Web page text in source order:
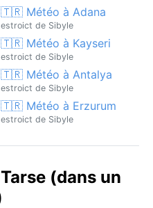
🇹🇷 Météo à Adana
estroict de Sibyle
🇹🇷 Météo à Kayseri
estroict de Sibyle
🇹🇷 Météo à Antalya
estroict de Sibyle
🇹🇷 Météo à Erzurum
estroict de Sibyle
(dans un